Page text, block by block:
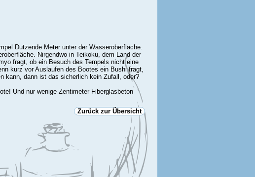
Dutzende Meter unter der Wasseroberfläche.
Nirgendwo in Teikoku, dem Land der
fragt, ob ein Besuch des Tempels nicht eine
kurz vor Auslaufen des Bootes ein Bushi fragt,
kann, dann ist das sicherlich kein Zufall, oder?
Und nur wenige Zentimeter Fiberglasbeton
Zurück zur Übersicht